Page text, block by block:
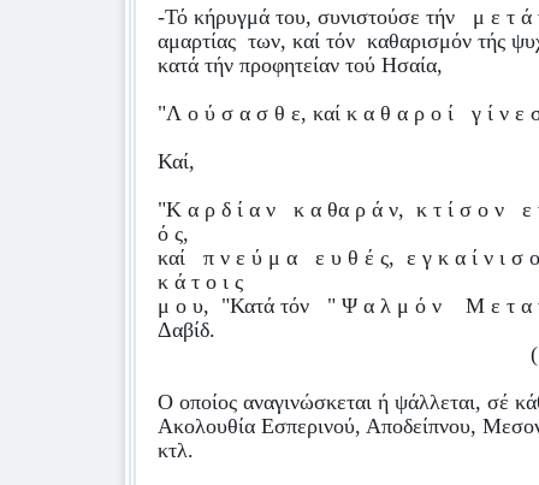
-Τό κήρυγμά του, συνιστούσε τήν
μ ε τ ά
αμαρτίας των, καί τόν καθαρισμόν τής
κατά τήν προφητείαν τού Ησαία,
"Λ ο ύ σ α σ θ ε, καί κ α θ α ρ ο ί
γ ί ν
Καί,
"Κ α ρ δ ί α ν
κ α θα ρ ά ν, κ τ ί σ ο ν
ε
ό ς,
καί
π ν ε ύ μ α ε υ θ έ ς, ε γ κ α ί ν ι σ
κ ά τ ο ι ς
μ ο υ, "Κατά τόν " Ψ α λ μ ό ν
Μ ε τ α
Δαβίδ.
Ο οποίος αναγινώσκεται ή ψάλλεται, σέ
Ακολουθία Εσπερινού, Αποδείπνου,
κτλ.